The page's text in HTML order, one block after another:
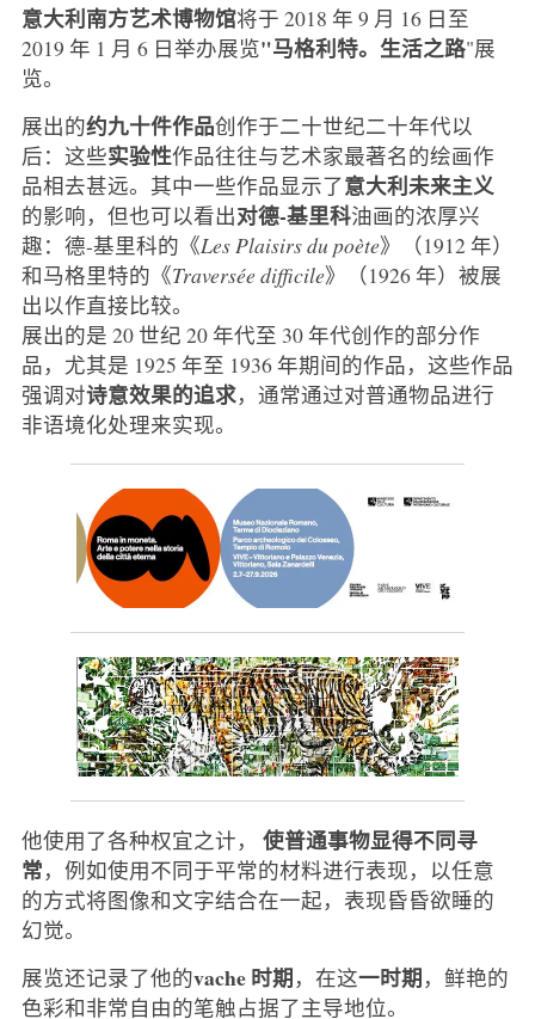
意大利南方艺术博物馆将于 2018 年 9 月 16 日至
2019 年 1 月 6 日举办展览"马格利特。生活之路"展
览。
展出的约九十件作品创作于二十世纪二十年代以
后：这些实验性作品往往与艺术家最著名的绘画作
品相去甚远。其中一些作品显示了意大利未来主义
的影响，但也可以看出对德-基里科油画的浓厚兴
趣：德-基里科的《Les Plaisirs du poète》（1912 年）
和马格里特的《Traversée difficile》（1926 年）被展
出以作直接比较。
展出的是 20 世纪 20 年代至 30 年代创作的部分作
品，尤其是 1925 年至 1936 年期间的作品，这些作品
强调对诗意效果的追求，通常通过对普通物品进行
非语境化处理来实现。
他使用了各种权宜之计，
使普通事物显得不同寻
常，例如使用不同于平常的材料进行表现，以任意
的方式将图像和文字结合在一起，表现昏昏欲睡的
幻觉。
展览还记录了他的vache 时期，在这一时期，鲜艳的
色彩和非常自由的笔触占据了主导地位。